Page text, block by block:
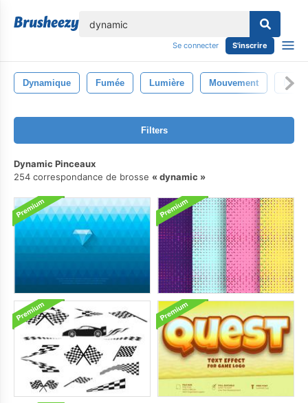
Se connecter S'inscrire
Dynamique Fumée Lumière Mouvement Isolé
Filters
Dynamic Pinceaux
254 correspondance de brosse
dynamic